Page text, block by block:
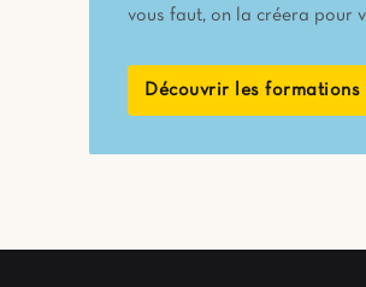
vous faut, on la créera pour
Découvrir les formations